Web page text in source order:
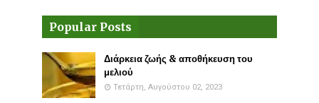
Popular Posts
Διάρκεια ζωής & αποθήκευση του
μελιού
Τετάρτη, Αυγούστου 02, 2023